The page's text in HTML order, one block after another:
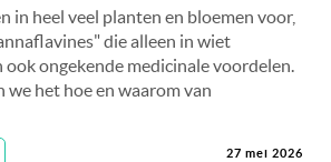
in heel veel planten en bloemen voor,
die alleen in wiet
ongekende medicinale voordelen.
we het hoe en waarom van
27 mei 2026